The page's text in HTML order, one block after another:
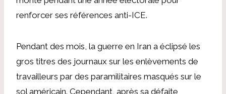
renforcer ses références anti-ICE.
Pendant des mois, la guerre en Iran a éclipsé les
gros titres des journaux sur les enlèvements de
travailleurs par des paramilitaires masqués sur le
sol américain. Cependant, après sa défaite